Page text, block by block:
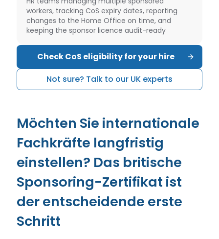
workers, tracking CoS expiry dates, reporting
changes to the Home Office on time, and
keeping the sponsor licence audit-ready
Check CoS eligibility for your hire
Not sure? Talk to our UK experts
Möchten Sie internationale
Fachkräfte langfristig
einstellen? Das britische
Sponsoring-Zertifikat ist
der entscheidende erste
Schritt